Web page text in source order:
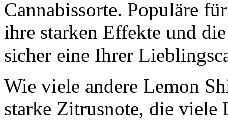
Cannabissorte. Populäre
ihre starken Effekte und
sicher eine Ihrer
Wie viele andere Lemon
starke Zitrusnote, die viele